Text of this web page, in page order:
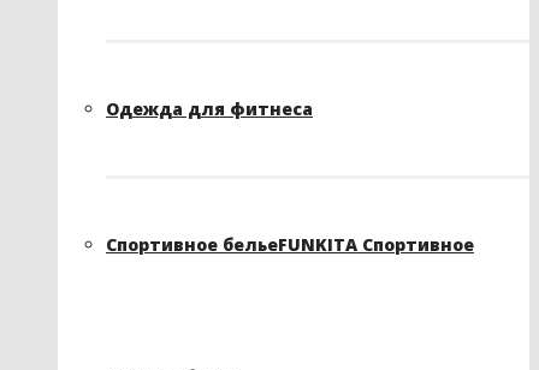
Одежда для фитнеса
Спортивное бельеFUNKITA Спортивное